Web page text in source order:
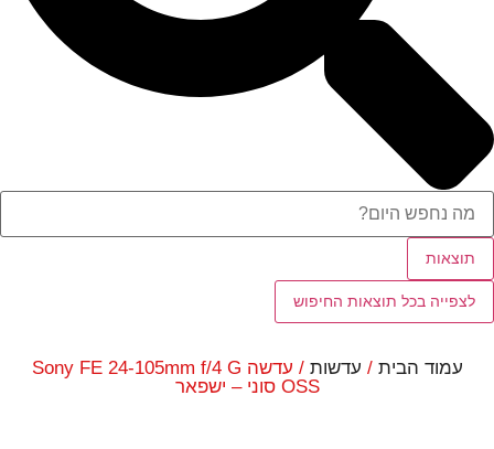
תוצאות
לצפייה בכל תוצאות החיפוש
עמוד הבית / עדשות
/ עדשה Sony FE 24-105mm f/4 G
OSS סוני – ישפאר